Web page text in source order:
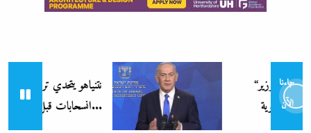
جاءنا
الآن
نتنياهو يتحدي ترامب ويرفض أى
“زغاريد نص الليل للفجر”..إفيه وزير